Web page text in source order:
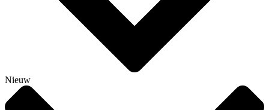
Nieuw